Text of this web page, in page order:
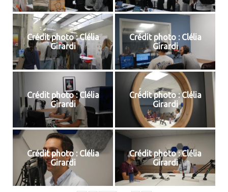
Crédit photo : Clélia
Girardi
Crédit photo : Clélia
Girardi
Crédit photo : Clélia
Girardi
Crédit photo : Clélia
Girardi
Crédit photo : Clélia
Girardi
Crédit photo : Clélia
Girardi